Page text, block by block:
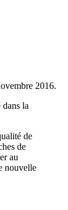
2016.
la
de
de
au
nouvelle